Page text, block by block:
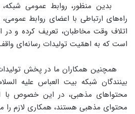
بدین منظور، روابط عمومی شبکه،
راه‌های ارتباطی با اعضای روابط
اتلاف وقت مخاطبان، تعریف کرده و در
است که به اهمّیت تولیدات رسانه‌ای
همچنین همکاران ما در پخش تولیدات
بینندگان شبکه بیت العباس علیه
محتواهای مذهبی، در این خصوص با
محتوای مذهبی هستند، همکاری لازم را